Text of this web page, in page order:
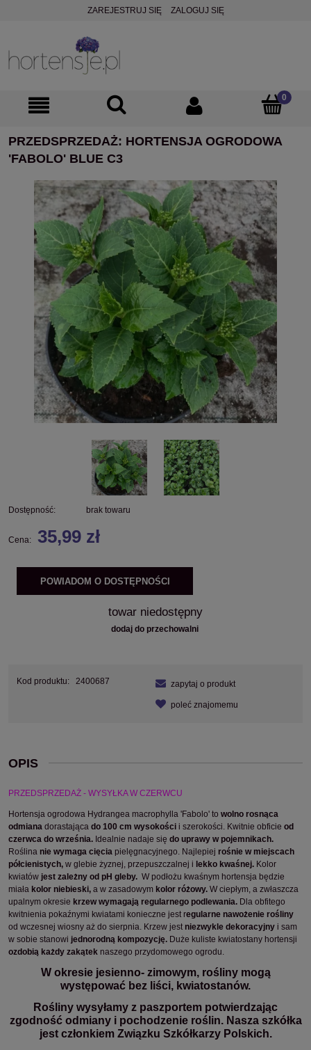
ZAREJESTRUJ SIĘ ZALOGUJ SIĘ
PRZEDSPRZEDAŻ: HORTENSJA OGRODOWA
'FABOLO' BLUE C3
Dostępność: brak towaru
Cena: 35,99 zł
POWIADOM O DOSTĘPNOŚCI
towar niedostępny
dodaj do przechowalni
Kod produktu: 2400687 zapytaj o produkt
poleć znajomemu
OPIS
PRZEDSPRZEDAŻ - WYSYŁKA W CZERWCU
Hortensja ogrodowa Hydrangea macrophylla 'Fabolo' to wolno rosnąca
odmiana dorastająca do 100 cm wysokości i szerokości. Kwitnie obficie od
czerwca do września. Idealnie nadaje się do uprawy w pojemnikach.
Roślina nie wymaga cięcia pielęgnacyjnego. Najlepiej rośnie w miejscach
półcienistych, w glebie żyznej, przepuszczalnej i lekko kwaśnej. Kolor
kwiatów jest zależny od pH gleby. W podłożu kwaśnym hortensja będzie
miała kolor niebieski, a w zasadowym kolor różowy. W ciepłym, a zwłaszcza
upalnym okresie krzew wymagają regularnego podlewania. Dla obfitego
kwitnienia pokaźnymi kwiatami konieczne jest regularne nawożenie rośliny
od wczesnej wiosny aż do sierpnia. Krzew jest niezwykle dekoracyjny i sam
w sobie stanowi jednorodną kompozycję. Duże kuliste kwiatostany hortensji
ozdobią każdy zakątek naszego przydomowego ogrodu.
W okresie jesienno- zimowym, rośliny mogą
występować bez liści, kwiatostanów.
Rośliny wysyłamy z paszportem potwierdzając
zgodność odmiany i pochodzenie roślin. Nasza szkółka
jest członkiem Związku Szkółkarzy Polskich.